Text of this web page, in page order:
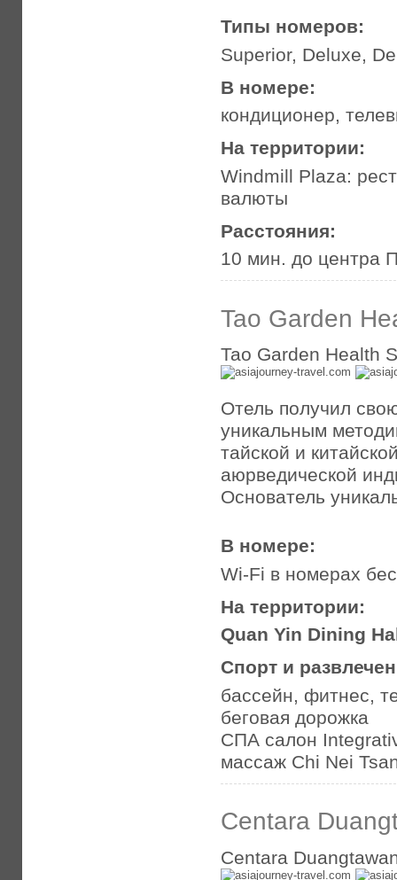
Типы номеров:
Superior, Deluxe,
В номере:
кондиционер,
На территории:
Windmill Plaza:
валюты
Расстояния:
10 мин. до центра
Tao Garden
Tao Garden Health
Отель получил
уникальным
тайской и
аюрведической
Основатель
В номере:
Wi-Fi в номерах
На территории:
Quan Yin Dining
Спорт и
бассейн, фитнес,
беговая дорожка
СПА салон
массаж Chi Nei
Centara
Centara